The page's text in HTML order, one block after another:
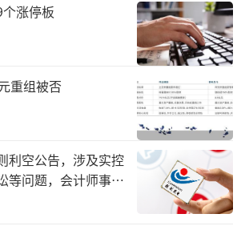
枣庄、淄博等多地保持密切互
地在澳开展“双招双引”活动，
港澳大湾区企业家赴鲁考察，部
地见效，见证了山东发展的蓬
正如习主席说的那样，是祖国
澳门作为粤港澳大湾区核心城
游休闲中心、中国与葡语国家
纽，更是“一国两制”的实践典
涨停板
重组被否
利空公告，涉及实控
等问题，会计师事务
见”